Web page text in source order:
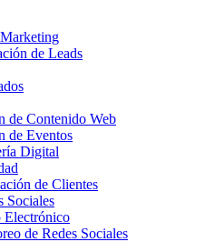
de Leads
de Contenido Web
de Eventos
Digital
de Clientes
Sociales
Electrónico
de Redes Sociales